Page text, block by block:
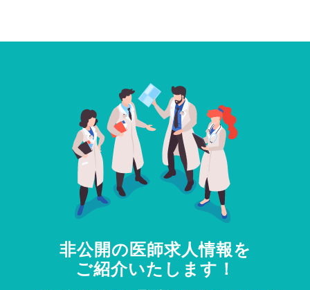
非公開の医師求人情報を
ご紹介いたします！